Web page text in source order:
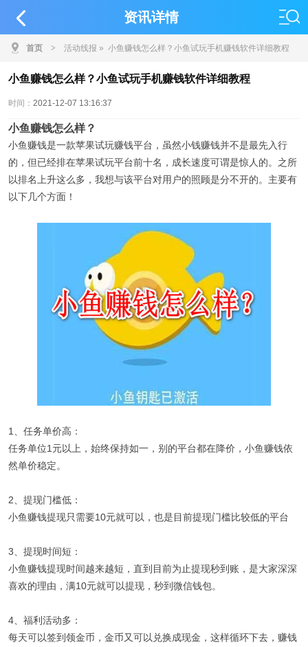
资讯详情
首页 > 活动线报 » 小鱼赚钱怎么样？小鱼试玩手机赚钱软件详细教程
小鱼赚钱怎么样？小鱼试玩手机赚钱软件详细教程
时间： 2021-12-07 13:16:37
小鱼赚钱怎么样？
小鱼赚钱是一款苹果试玩赚钱平台，虽然小钱赚钱并不是最先入行
的，但已经排在苹果试玩平台前十名，成长速度可谓是惊人的。之所
以排名上升这么多，我想与该平台对用户的照顾是分不开的。主要有
以下几个方面！
1、任务单价高：
任务单位1元以上，始终保持如一，别的平台都在降价，小鱼赚钱依
然单价稳定。
2、提现门槛低：
小鱼赚钱提现只需要10元就可以，也是目前提现门槛比较低的平台
3、提现时间短：
小鱼赚钱提现时间越来越短，直到目前为止提现秒到账，是大家深深
喜欢的理由，满10元就可以提现，秒到微信钱包。
4、福利活动多：
每天可以签到领金币，金币又可以兑换成现金，这样循环下去，赚钱